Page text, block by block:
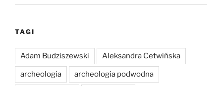
TAGI
Adam Budziszewski Aleksandra Cetwińska
archeologia archeologia podwodna